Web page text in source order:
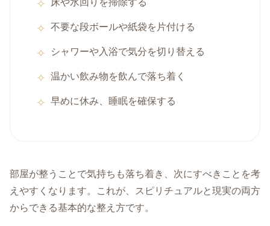
床や水回りを掃除する
不要な段ボールや紙袋を片付ける
シャワーや入浴で気分を切り替える
温かい飲み物を飲んで落ち着く
早めに休み、睡眠を確保する
部屋が整うことで気持ちも落ち着き、次にすべきことを考
えやすくなります。これが、スピリチュアルと現実の両方
からできる基本的な整え方です。